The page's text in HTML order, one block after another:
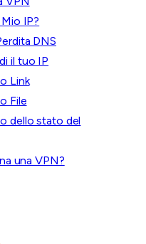
IP?
DNS
il tuo IP
Link
File
dello stato del
una VPN?